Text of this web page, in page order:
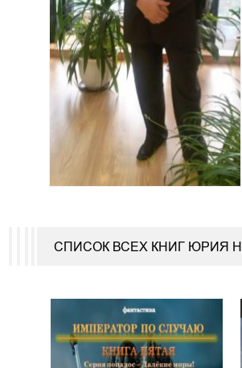
СПИСОК ВСЕХ КНИГ ЮРИЯ